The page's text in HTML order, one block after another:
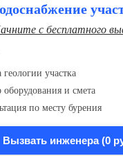
с бесплатного
участка
и смета
по месту бурения
Вызвать инженера (0